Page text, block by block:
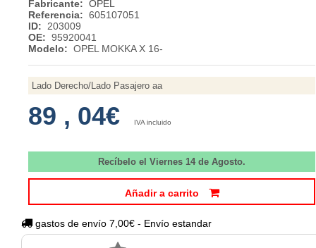
Fabricante: OPEL
Referencia: 605107051
ID:
203009
OE: 95920041
Modelo: OPEL MOKKA X 16-
Lado Derecho/Lado Pasajero aa
89 , 04€ IVA incluido
Recíbelo el Viernes 14 de Agosto.
Añadir a carrito
gastos de envío 7,00€ - Envío estandar